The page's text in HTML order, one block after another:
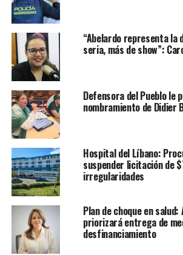
“Abelardo representa la
seria, más de show”:
Defensora del Pueblo le
nombramiento de Didier
Hospital del Líbano:
suspender licitación de
irregularidades
Plan de choque en
priorizará entrega de
desfinanciamiento